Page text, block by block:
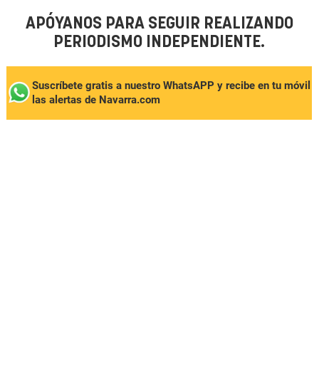
APÓYANOS PARA SEGUIR REALIZANDO
PERIODISMO INDEPENDIENTE.
Suscríbete gratis a nuestro WhatsAPP y recibe en tu móvil
las alertas de Navarra.com